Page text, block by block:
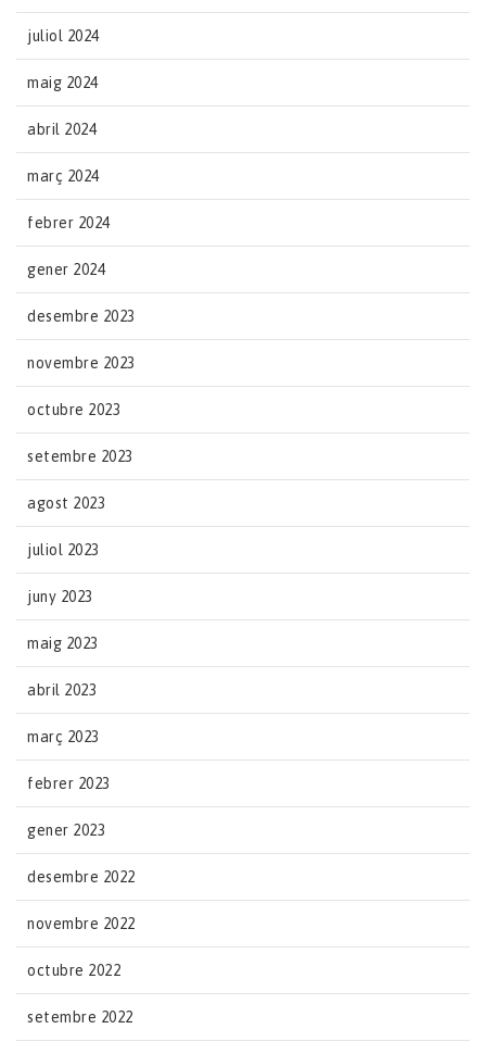
juliol 2024
maig 2024
abril 2024
març 2024
febrer 2024
gener 2024
desembre 2023
novembre 2023
octubre 2023
setembre 2023
agost 2023
juliol 2023
juny 2023
maig 2023
abril 2023
març 2023
febrer 2023
gener 2023
desembre 2022
novembre 2022
octubre 2022
setembre 2022